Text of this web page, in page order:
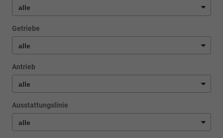
Getriebe
Antrieb
Ausstattungslinie